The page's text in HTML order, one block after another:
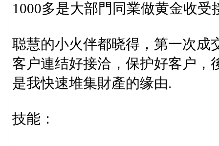
1000多是大部門同業做黄金收
聪慧的小火伴都晓得，第一次成
客户連结好接洽，保护好客户，
是我快速堆集財產的缘由.
技能：